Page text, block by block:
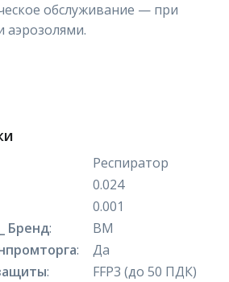
обслуживание — при
аэрозолями.
Респиратор
0.024
0.001
Бренд:
ВМ
:
Да
: FFP3 (до 50 ПДК)